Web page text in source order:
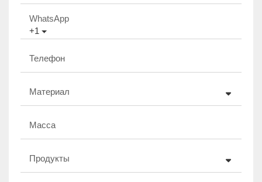
+1
WhatsApp
Телефон
Материал
Масса
Продукты